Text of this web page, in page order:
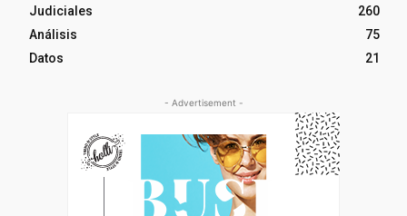
Judiciales
260
Análisis
75
Datos
21
- Advertisement -